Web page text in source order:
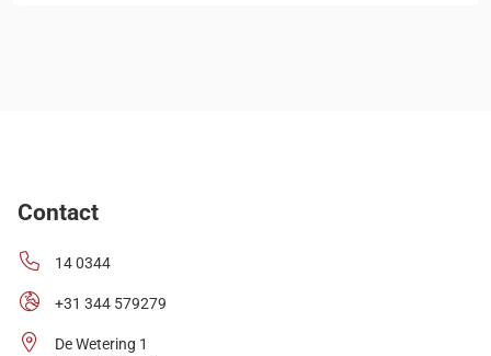
Contact
14 0344
+31 344 579279
De Wetering 1